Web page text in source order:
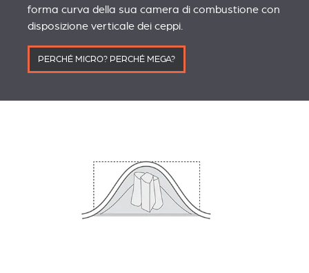
forma curva della sua camera di combustione con
disposizione verticale dei ceppi.
PERCHÉ MICRO? PERCHÉ MEGA?